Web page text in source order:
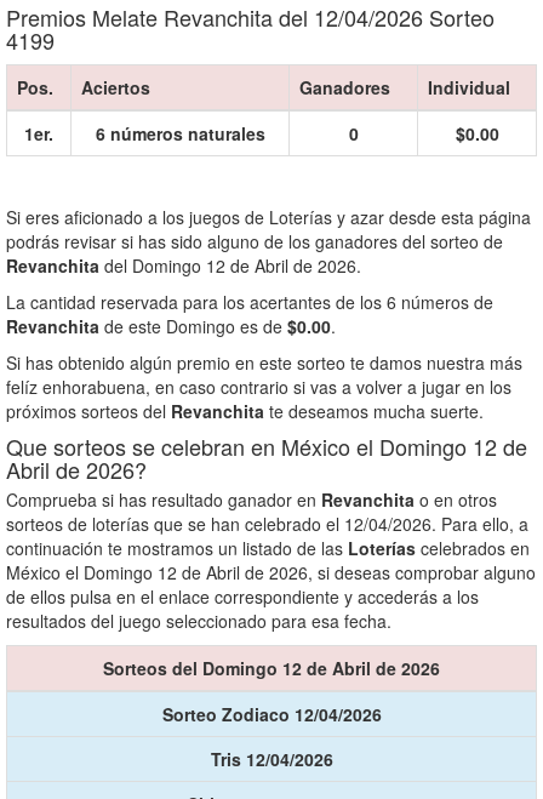
Premios Melate Revanchita del 12/04/2026 Sorteo
4199
Pos. Aciertos Ganadores
Individual
1er.
6 números naturales 0 $0.00
Si eres aficionado a los juegos de Loterías y azar desde esta página
podrás revisar si has sido alguno de los ganadores del sorteo de
Revanchita del Domingo 12 de Abril de 2026.
La cantidad reservada para los acertantes de los 6 números de
Revanchita de este Domingo es de $0.00.
Si has obtenido algún premio en este sorteo te damos nuestra más
felíz enhorabuena, en caso contrario si vas a volver a jugar en los
próximos sorteos del Revanchita te deseamos mucha suerte.
Que sorteos se celebran en México el Domingo 12 de
Abril de 2026?
Comprueba si has resultado ganador en Revanchita o en otros
sorteos de loterías que se han celebrado el 12/04/2026. Para ello, a
continuación te mostramos un listado de las Loterías celebrados en
México el Domingo 12 de Abril de 2026, si deseas comprobar alguno
de ellos pulsa en el enlace correspondiente y accederás a los
resultados del juego seleccionado para esa fecha.
Sorteos del Domingo 12 de Abril de 2026
Sorteo Zodiaco 12/04/2026
Tris 12/04/2026